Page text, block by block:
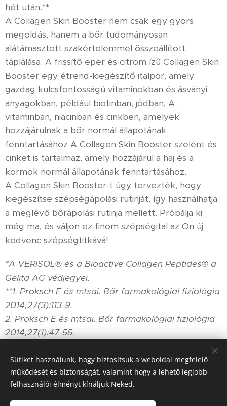
hét után.**
A Collagen Skin Booster nem csak egy gyors
megoldás, hanem a bőr tudományosan
alátámasztott szakértelemmel összeállított
táplálása. A frissítő eper és citrom ízű Collagen Skin
Booster egy étrend-kiegészítő italpor, amely
gazdag kulcsfontosságú vitaminokban és ásványi
anyagokban, például biotinban, jódban, A-
vitaminban, niacinban és cinkben, amelyek
hozzájárulnak a bőr normál állapotának
fenntartásához A Collagen Skin Booster szelént és
cinket is tartalmaz, amely hozzájárul a haj és a
körmök normál állapotának fenntartásához.
A Collagen Skin Booster-t úgy tervezték, hogy
kiegészítse szépségápolási rutinját, így használhatja
a meglévő bőrápolási rutinja mellett. Próbálja ki
még ma, és váljon ez finom szépségital az Ön új
kedvenc szépségtitkává!
*A VERISOL® és a Bioactive Collagen Peptides® a
Gelita AG védjegyei.
**1. Proksch E és mtsai. Bőr farmakológiai fiziológia
2014,27(3):113-9.
2. Proksch E és mtsai. Bőr farmakológiai fiziológia
2014,27(1):47-55.
© 2020 FREE DANCE®- HungaryMinden jog fenntartva.
Az oldalt aWebnodeműködteti
Sütiket használunk, hogy biztosítsuk a weboldal megfelelő
működését és biztonságát, valamint hogy a lehető legjobb
felhasználói élményt kínáljuk Neked.